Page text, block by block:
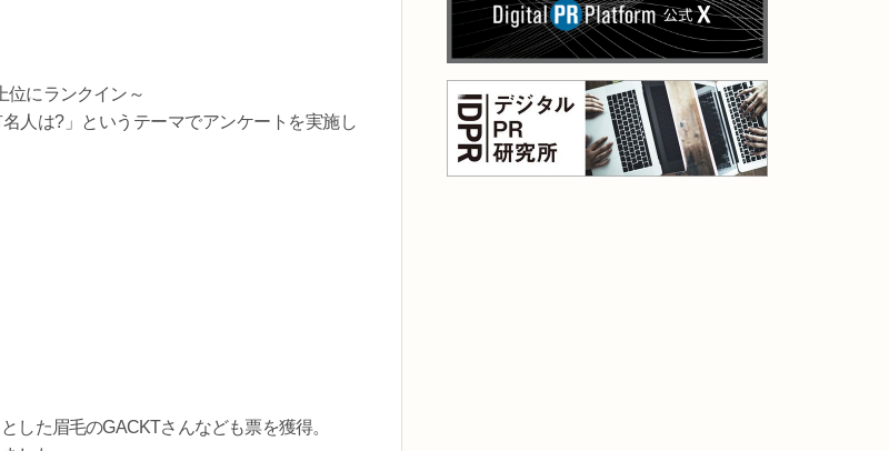
位にランクイン～
人は?」というテーマでアンケートを実施し
した眉毛のGACKTさんなども票を獲得。